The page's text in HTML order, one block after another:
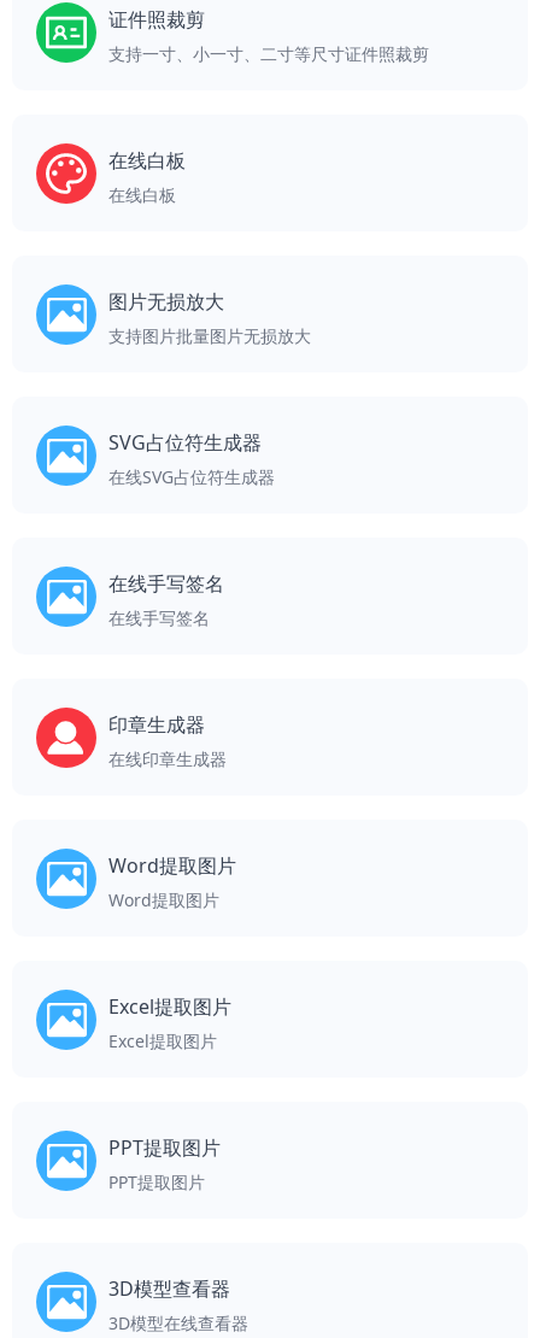
证件照裁剪
支持一寸、小一寸、二寸等尺寸证件照裁剪
在线白板
在线白板
图片无损放大
支持图片批量图片无损放大
SVG占位符生成器
在线SVG占位符生成器
在线手写签名
在线手写签名
印章生成器
在线印章生成器
Word提取图片
Word提取图片
Excel提取图片
Excel提取图片
PPT提取图片
PPT提取图片
3D模型查看器
3D模型在线查看器